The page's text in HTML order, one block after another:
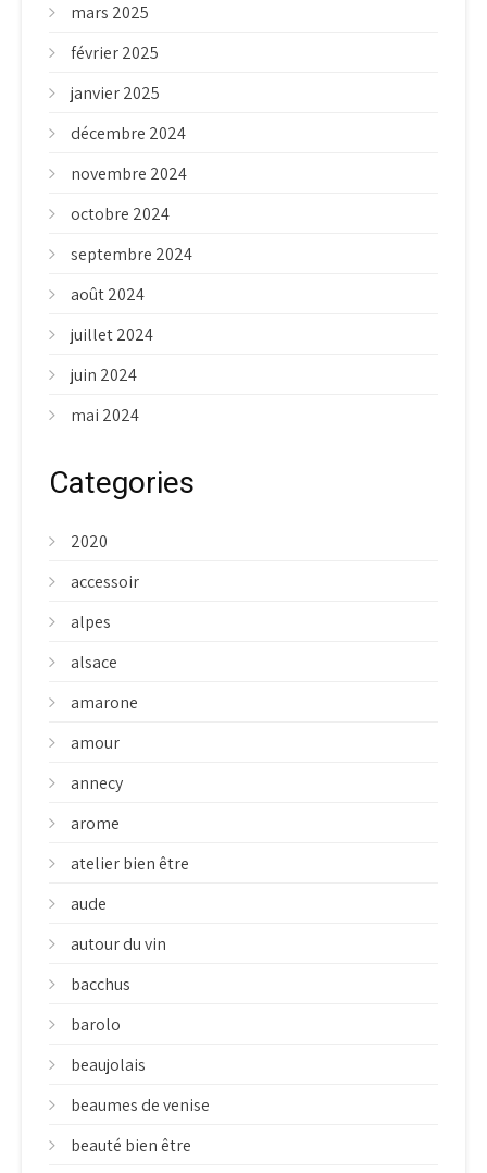
mars 2025
février 2025
janvier 2025
décembre 2024
novembre 2024
octobre 2024
septembre 2024
août 2024
juillet 2024
juin 2024
mai 2024
Categories
2020
accessoir
alpes
alsace
amarone
amour
annecy
arome
atelier bien être
aude
autour du vin
bacchus
barolo
beaujolais
beaumes de venise
beauté bien être